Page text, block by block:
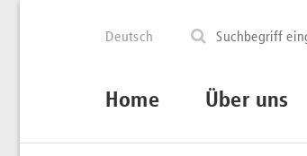
Deutsch
Home Über uns